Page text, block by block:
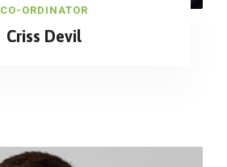
CO-ORDINATOR
Criss Devil